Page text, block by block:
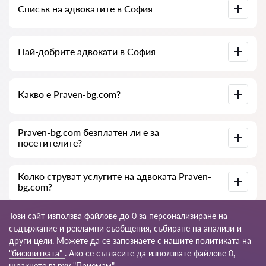
на документите по делото. Списък на колегията на
адвокатите в София. Цени за услугите на адвокатите и
Списък на адвокатите в София
специално за вас. Пълна биография на адвокатите с
телефонни номера.
Най-добрите адвокати в София
пълна информация. Цени, отзиви, телефонен номер и
Какво е Praven-bg.com?
Praven-bg.com е съвременна юридическа компания. Ние
помагаме на физически и юридически лица, както и на
чуждестранни компании.
Praven-bg.com безплатен ли е за
посетителите?
посетителите в София, но услугите и консултациите,
предоставяни от юристи и адвокати, са платни.
Колко струват услугите на адвоката Praven-
bg.com?
Цената на консултацията и услугите на нашите
специалисти зависи от сложността на въпроса и обема
работа; обикновено консултацията по телефона (онлайн)
е от 35 до 45 €. Цената на договора се обсъжда
индивидуално.
© 2026 Praven-bg.com
Този сайт използва файлове до 0 за персонализиране на
съдържание и рекламни съобщения, събиране на анализи и
други цели. Можете да се запознаете с нашите политиката на
"бисквитката" . Ако се съгласите да използвате файлове 0,